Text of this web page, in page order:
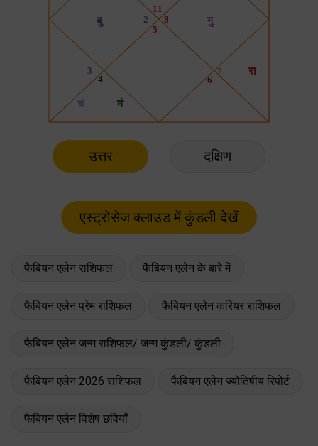
उत्तर दक्षिण
फैबियन एलेन राशिफल फैबियन एलेन के बारे में
फैबियन एलेन प्रेम राशिफल फैबियन एलेन करियर राशिफल
फैबियन एलेन जन्म राशिफल/ जन्म कुंडली/ कुंडली
फैबियन एलेन 2026 राशिफल फैबियन एलेन ज्योतिषीय रिपोर्ट
फैबियन एलेन विशेष छवियाँ